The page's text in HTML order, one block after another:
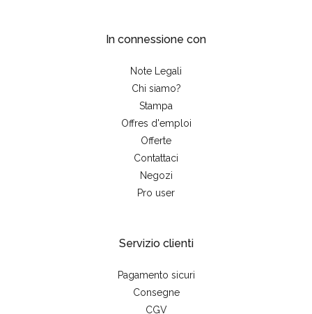
In connessione con
Note Legali
Chi siamo?
Stampa
Offres d'emploi
Offerte
Contattaci
Negozi
Pro user
Servizio clienti
Pagamento sicuri
Consegne
CGV